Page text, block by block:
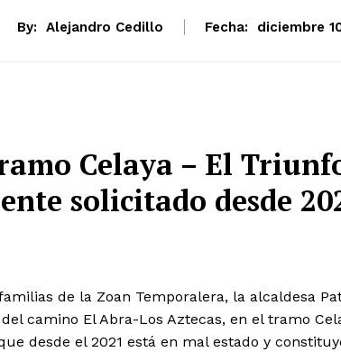
By: Alejandro Cedillo Fecha: diciembre
Celaya – El
solicitado desde
de la Zoan Temporalera, la alcaldesa
camino El Abra-Los Aztecas, en el tramo
desde el 2021 está en mal estado y